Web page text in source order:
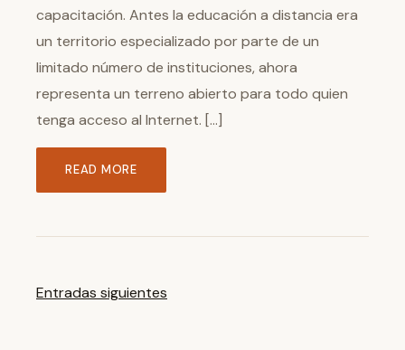
capacitación. Antes la educación a distancia era
un territorio especializado por parte de un
limitado número de instituciones, ahora
representa un terreno abierto para todo quien
tenga acceso al Internet. […]
READ MORE
Navegación
Entradas siguientes